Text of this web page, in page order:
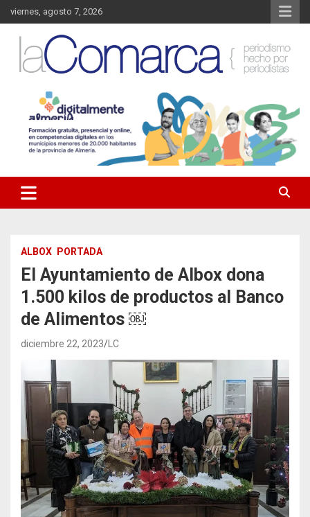
Saltar
al
contenido
viernes, agosto 7, 2026
La Comarca – Noticias del
Almanzora
Almanzora y sus localidades.
ALBOX PORTADA
El Ayuntamiento de Albox dona
1.500 kilos de productos al Banco
de Alimentos ￼
diciembre 22, 2023 LC